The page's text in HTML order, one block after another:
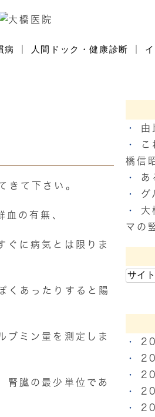
病 人間ドック・健康診断
きて下さい。
血の有無、
ぐに病気とは限りま
くあったりすると陽
ブミン量を測定しま
腎臓の最少単位であ
由
橋信
あ
グ
大
マの